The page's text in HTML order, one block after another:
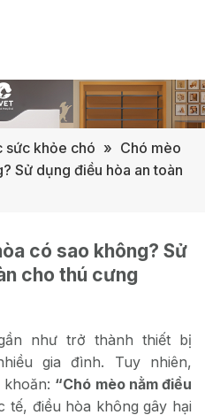
sức khỏe chó » Chó mèo
Sử dụng điều hòa an toàn
có sao không? Sử
cho thú cưng
như trở thành thiết bị
gia đình. Tuy nhiên,
“Chó mèo nằm điều
tế, điều hòa không gây hại